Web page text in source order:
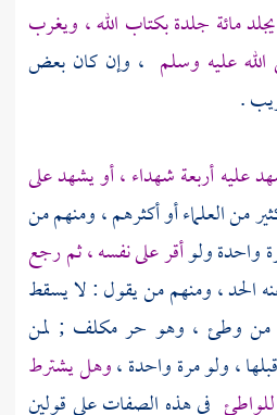
مائة جلدة بكتاب الله ، ويغرب
عليه وسلم ، وإن كان بعض
.
عليه أربعة شهداء ، أو يشهد على
من العلماء أو أكثرهم ، ومنهم من
واحدة ولوأقر على نفسه ، ثم رجع
الحد ، ومنهم من يقول : لا يسقط
من وطئ ، وهو حر مكلف ; لمن
، ولو مرة واحدة ،وهل يشترط
في هذه الصفات على قولين